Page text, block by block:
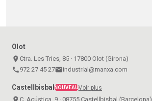
Olot
place Ctra. Les Tries, 85 · 17800 Olot (Girona)
call 972 27 45 27emailindustrial@manxa.com
Castellbisbal NOUVEAUVoir plus
C. Acústica, 9 · 08755 Castellbisbal (Barcelona)